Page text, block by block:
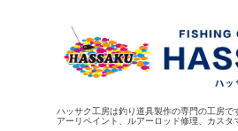
ハッサク工房は釣り道具製作の専門の工房で
アーリペイント、ルアーロッド修理、カスタ